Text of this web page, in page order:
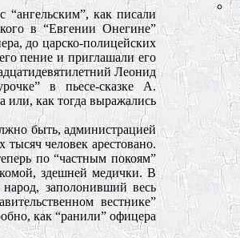
“ангельским”, как писали
в “Евгении Онегине”
до царско-полицейских
пение и приглашали его
Леонид
в пьесе-сказке А.
или, как тогда выражались
быть, администрацией
человек арестовано.
по “частным покоям”
здешней медички. В
заполонивший весь
вестнике”
как “ранили” офицера